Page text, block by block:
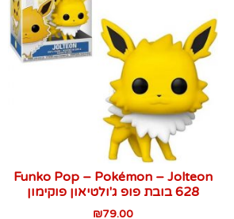
Funko Pop – Pokémon – Jolteon
628‏ בובת פופ ג'ולטיאון פוקימון
₪79.00